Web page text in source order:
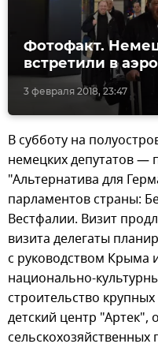
3 февраля 2018, 23:47
Фотофакт.
встретили в
В субботу на
немецких депутатов —
"Альтернатива для
парламентов страны:
Вестфалии. Визит
визита делегаты
с руководством Крыма
национально-
строительство
детский центр "Артек",
сельскохозяйственных